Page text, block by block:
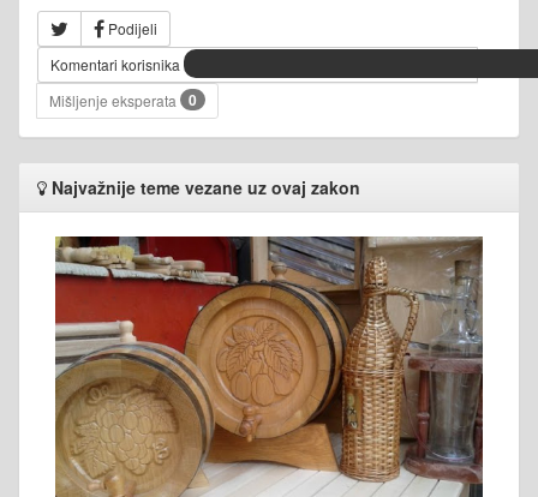
Podijeli
Komentari korisnika
Mišljenje eksperata
0
Najvažnije teme vezane uz ovaj zakon